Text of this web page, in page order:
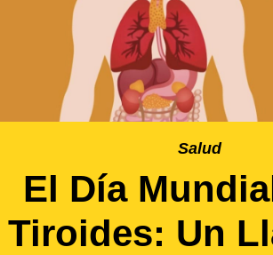
Salud
El Día
Tiroides: Un